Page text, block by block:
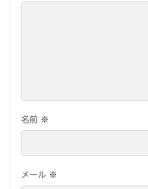
名前 ※
メール ※